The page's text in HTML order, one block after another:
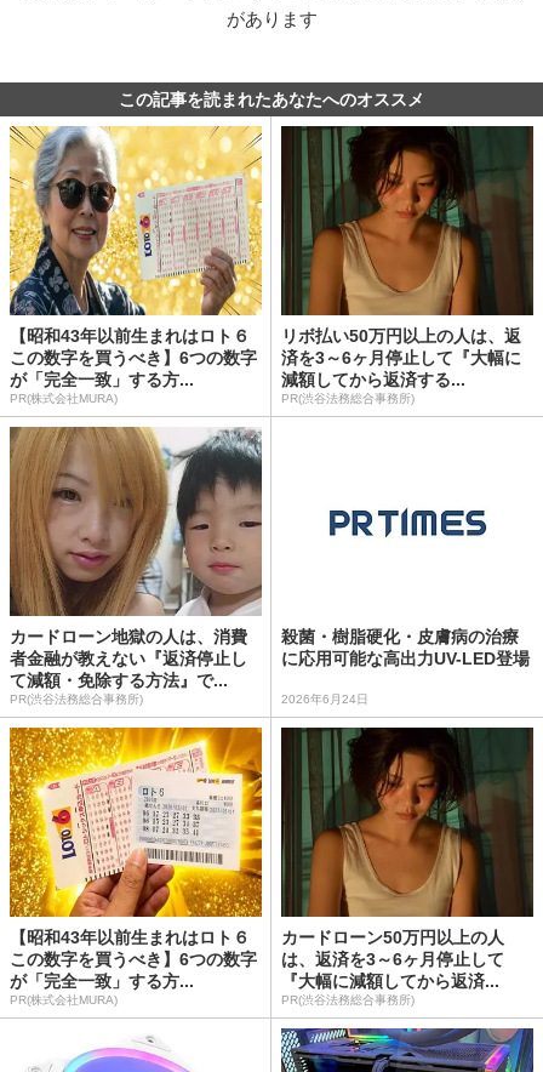
があります
この記事を読まれたあなたへのオススメ
【昭和43年以前生まれはロト６
この数字を買うべき】6つの数字
が「完全一致」する方...
PR(株式会社MURA)
リボ払い50万円以上の人は、返
済を3～6ヶ月停止して『大幅に
減額してから返済する...
PR(渋谷法務総合事務所)
カードローン地獄の人は、消費
者金融が教えない『返済停止し
て減額・免除する方法』で...
PR(渋谷法務総合事務所)
殺菌・樹脂硬化・皮膚病の治療
に応用可能な高出力UV-LED登場
2026年6月24日
【昭和43年以前生まれはロト６
この数字を買うべき】6つの数字
が「完全一致」する方...
PR(株式会社MURA)
カードローン50万円以上の人
は、返済を3～6ヶ月停止して
『大幅に減額してから返済...
PR(渋谷法務総合事務所)